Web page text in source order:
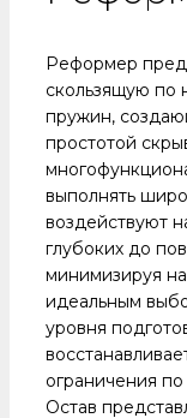
Реформер
скользящую по
пружин,
простотой
выполнять
воздействуют
глубоких до
минимизируя
идеальным
уровня
ограничения
Остав